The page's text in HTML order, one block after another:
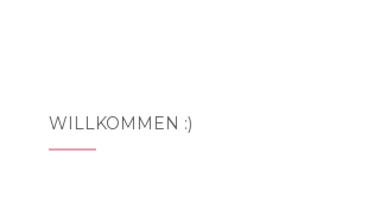
WILLKOMMEN :)